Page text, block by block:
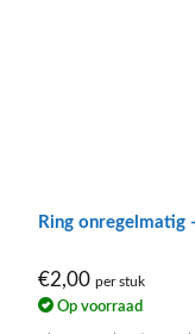
Ring onregelmatig
€2,00 per stuk
Op voorraad